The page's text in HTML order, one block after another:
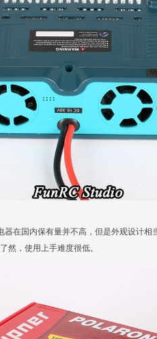
器在国内保有量并不高，但是外观设计
然，使用上手难度很低。